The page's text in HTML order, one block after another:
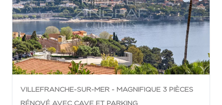
VILLEFRANCHE-SUR-MER - MAGNIFIQUE 3 PIÈCES
RÉNOVÉ AVEC CAVE ET PARKING